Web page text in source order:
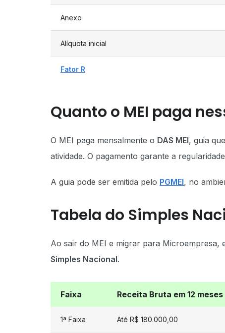
Anexo
Alíquota inicial
Fator R
Quanto o MEI paga
O MEI paga mensalmente o DAS MEI, guia
atividade. O pagamento garante a
A guia pode ser emitida pelo PGMEI, no
Tabela do Simples
Ao sair do MEI e migrar para Microempresa,
Simples Nacional.
Faixa Receita Bruta em 12 meses
1ª Faixa Até R$ 180.000,00